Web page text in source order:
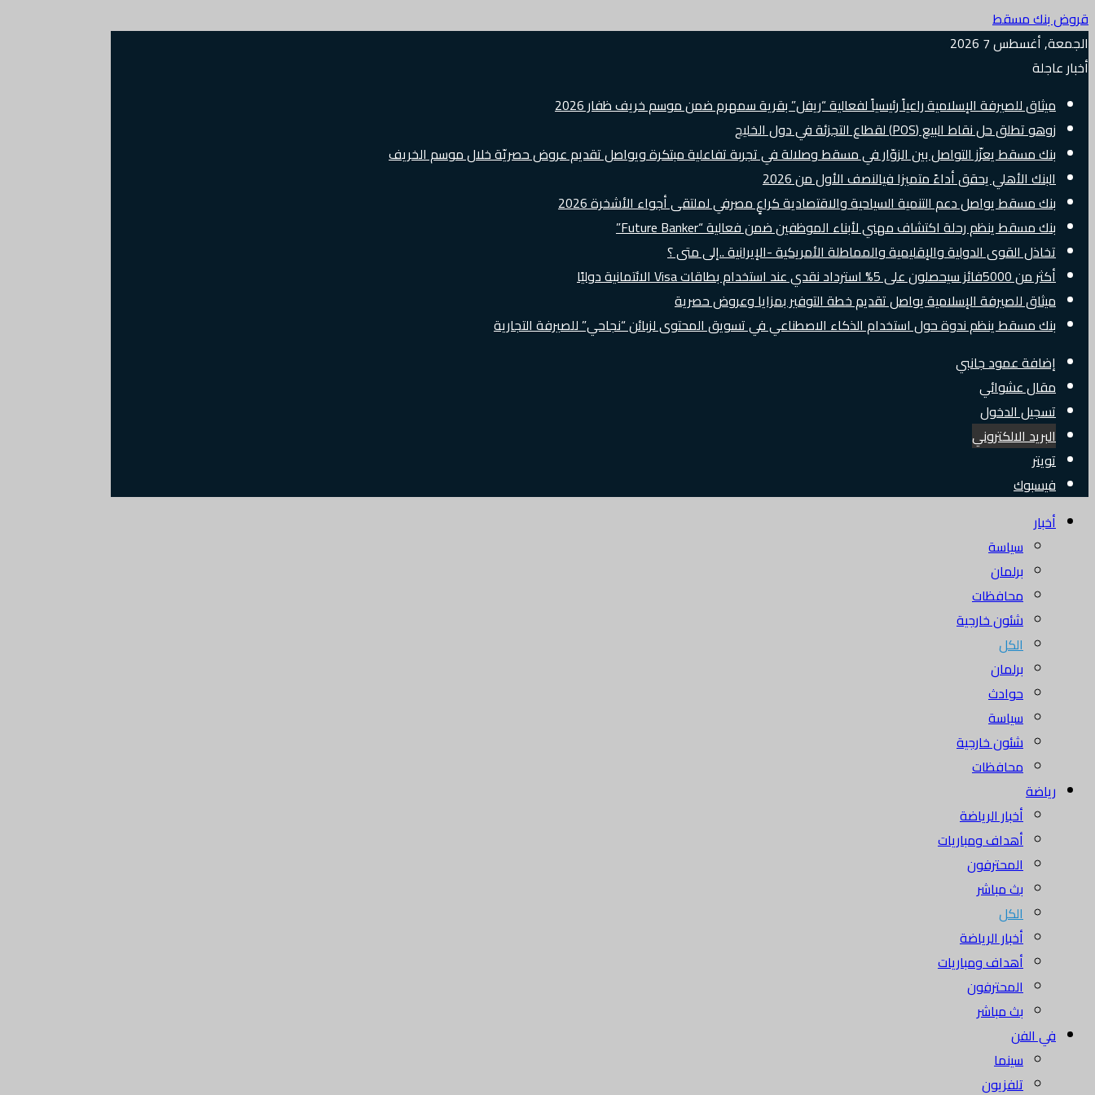
قروض بنك مسقط
الجمعة, أغسطس 7 2026
أخبار عاجلة
ميثاق للصيرفة الإسلامية راعياً رئيسياً لفعالية “ريفل” بقرية سمهرم ضمن موسم خريف ظفار 2026
زوهو تطلق حل نقاط البيع (POS) لقطاع التجزئة في دول الخليج
بنك مسقط يعزّز التواصل بين الزوّار في مسقط وصلالة في تجربة تفاعلية مبتكرة ويواصل تقديم عروض حصريّة خلال موسم الخريف
البنك الأهلي يحقق أداءً متميزا فيالنصف الأول من 2026
بنك مسقط يواصل دعم التنمية السياحية والاقتصادية كراعٍ مصرفي لملتقى أجواء الأشخرة 2026
بنك مسقط ينظم رحلة اكتشاف مهني لأبناء الموظفين ضمن فعالية “Future Banker”
تخاذل القوى الدولية والإقليمية والمماطلة الأمريكية -الإيرانية ..إلى متى ؟
أكثر من 5000فائز سيحصلون على 5% استرداد نقدي عند استخدام بطاقات Visa الائتمانية دوليًا
ميثاق للصيرفة الإسلامية يواصل تقديم خطة التوفير بمزايا وعروض حصرية
بنك مسقط ينظم ندوة حول استخدام الذكاء الاصطناعي في تسويق المحتوى لزبائن “نجاحي” للصيرفة التجارية
إضافة عمود جانبي
مقال عشوائي
تسجيل الدخول
البريد الالكتروني
تويتر
فيسبوك
أخبار
سياسة
برلمان
محافظات
شئون خارجية
الكل
برلمان
حوادث
سياسة
شئون خارجية
محافظات
رياضة
أخبار الرياضة
أهداف ومباريات
المحترفون
بث مباشر
الكل
أخبار الرياضة
أهداف ومباريات
المحترفون
بث مباشر
في الفن
سينما
تلفزيون